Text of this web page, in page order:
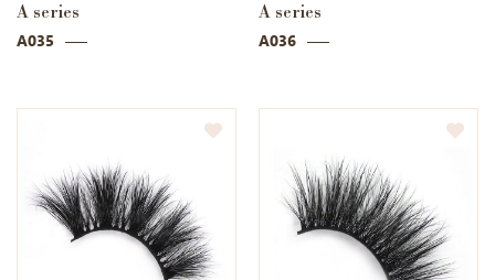
A series
A035
A series
A036